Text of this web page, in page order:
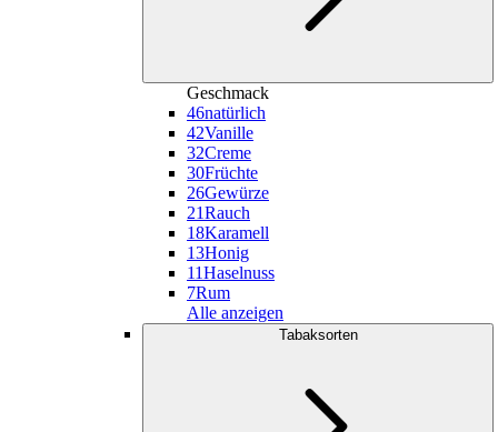
Geschmack
46natürlich
42Vanille
32Creme
30Früchte
26Gewürze
21Rauch
18Karamell
13Honig
11Haselnuss
7Rum
Alle anzeigen
Tabaksorten